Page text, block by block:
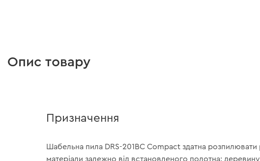
Опис товару
Призначення
Шабельна пила DRS-201BC Compact здатна розпилювати
матеріали залежно від встановленого полотна: деревину,